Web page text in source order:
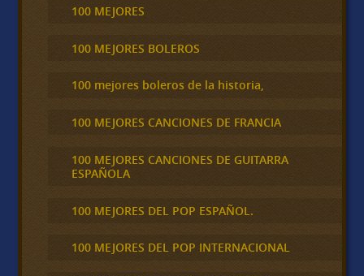
100 MEJORES
100 MEJORES BOLEROS
100 mejores boleros de la historia,
100 MEJORES CANCIONES DE FRANCIA
100 MEJORES CANCIONES DE GUITARRA
ESPAÑOLA
100 MEJORES DEL POP ESPAÑOL.
100 MEJORES DEL POP INTERNACIONAL